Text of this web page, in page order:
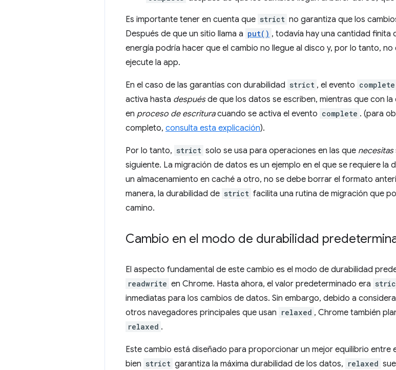
Es importante tener en cuenta que strict no garantiza que los
Después de que un sitio llama a put() , todavía hay una cantidad finita
energía podría hacer que el cambio no llegue al disco y, por lo tanto,
ejecute la app.
En el caso de las garantías con durabilidad strict , el evento complete
activa hasta despuésde que los datos se escriben, mientras que con la
en proceso de escrituracuando se activa el evento complete . (para
completo, consulta esta explicación).
Por lo tanto, strict solo se usa para operaciones en las que necesitas
siguiente. La migración de datos es un ejemplo en el que se requiere la
un almacenamiento en caché a otro, no se debe borrar el formato
manera, la durabilidad de strict facilita una rutina de migración que
camino.
Cambio en el modo de durabilidad
El aspecto fundamental de este cambio es el modo de durabilidad
readwrite en Chrome. Hasta ahora, el valor predeterminado era
inmediatas para los cambios de datos. Sin embargo, debido a
otros navegadores principales que usan relaxed , Chrome también
relaxed .
Este cambio está diseñado para proporcionar un mejor equilibrio entre
bien strict garantiza la máxima durabilidad de los datos, relaxed